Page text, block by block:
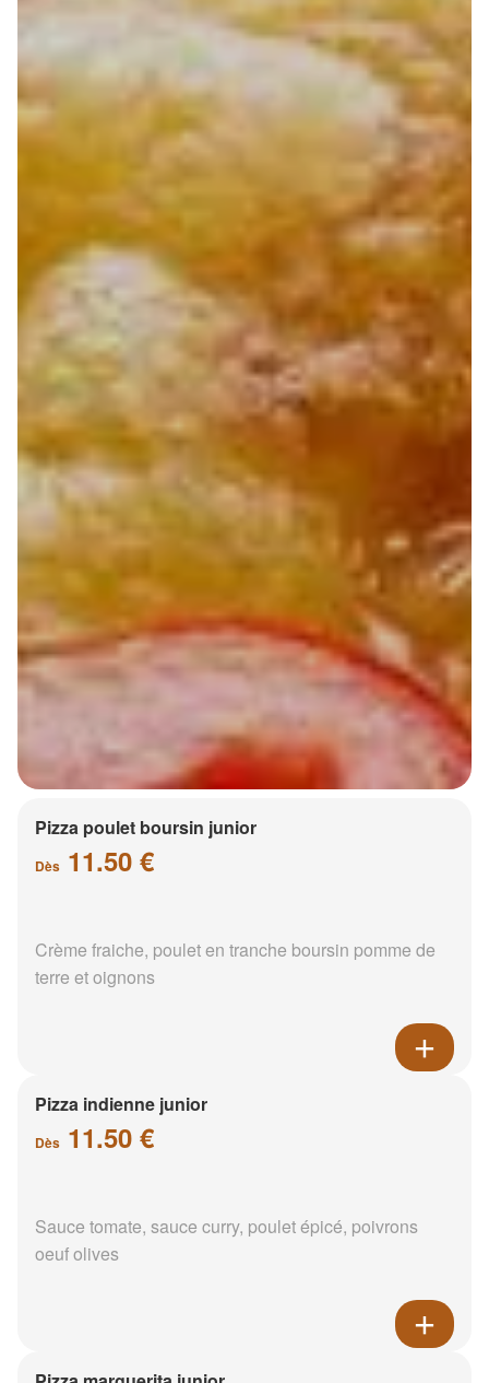
Pizza poulet boursin junior
Dès 11.50 €
Crème fraiche, poulet en tranche boursin pomme de
terre et oignons
Pizza indienne junior
Dès 11.50 €
Sauce tomate, sauce curry, poulet épicé, poivrons
oeuf olives